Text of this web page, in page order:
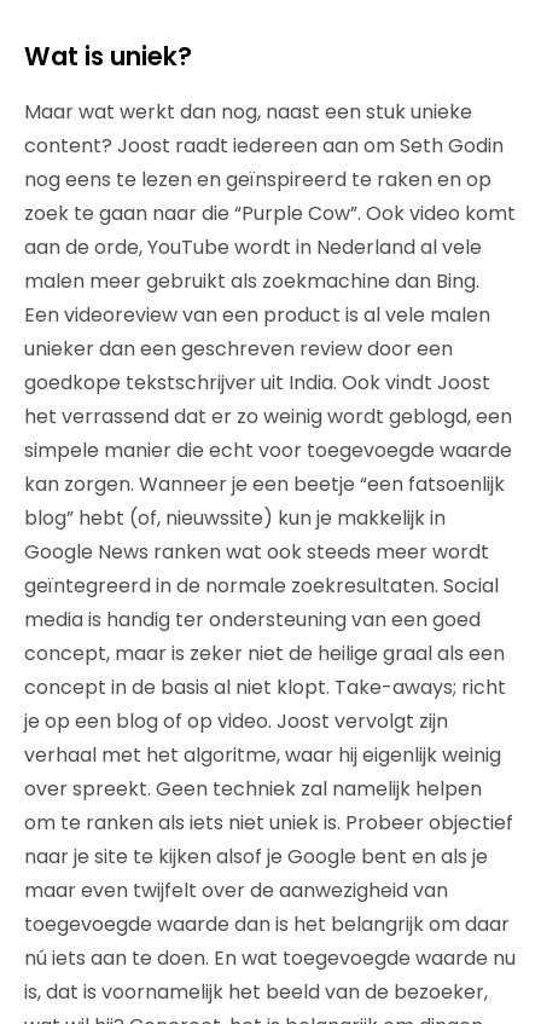
Wat is uniek?
Maar wat werkt dan nog, naast een stuk unieke
content? Joost raadt iedereen aan om Seth Godin
nog eens te lezen en geïnspireerd te raken en op
zoek te gaan naar die “Purple Cow”. Ook video komt
aan de orde, YouTube wordt in Nederland al vele
malen meer gebruikt als zoekmachine dan Bing.
Een videoreview van een product is al vele malen
unieker dan een geschreven review door een
goedkope tekstschrijver uit India. Ook vindt Joost
het verrassend dat er zo weinig wordt geblogd, een
simpele manier die echt voor toegevoegde waarde
kan zorgen. Wanneer je een beetje “een fatsoenlijk
blog” hebt (of, nieuwssite) kun je makkelijk in
Google News ranken wat ook steeds meer wordt
geïntegreerd in de normale zoekresultaten. Social
media is handig ter ondersteuning van een goed
concept, maar is zeker niet de heilige graal als een
concept in de basis al niet klopt. Take-aways; richt
je op een blog of op video. Joost vervolgt zijn
verhaal met het algoritme, waar hij eigenlijk weinig
over spreekt. Geen techniek zal namelijk helpen
om te ranken als iets niet uniek is. Probeer objectief
naar je site te kijken alsof je Google bent en als je
maar even twijfelt over de aanwezigheid van
toegevoegde waarde dan is het belangrijk om daar
nú iets aan te doen. En wat toegevoegde waarde nu
is, dat is voornamelijk het beeld van de bezoeker,